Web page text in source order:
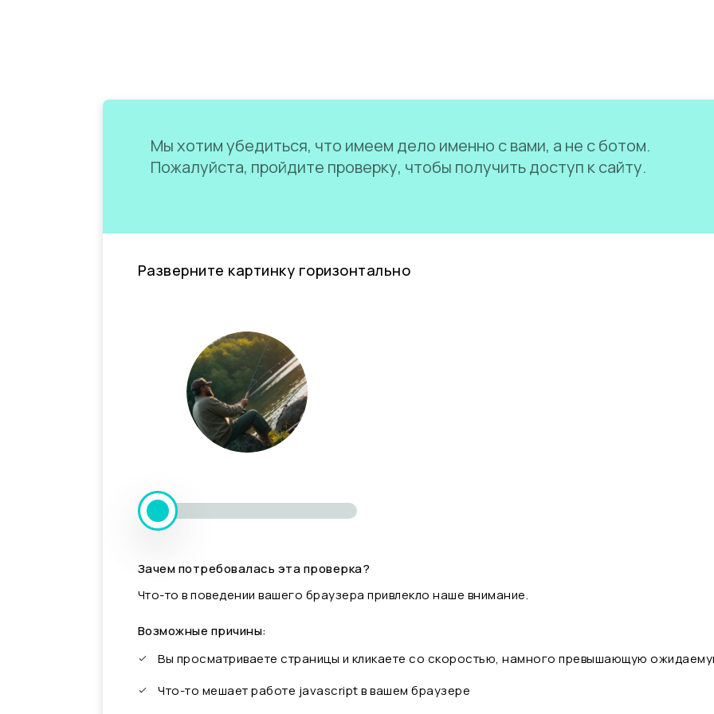
Мы хотим убедиться, что имеем дело именно с вами, а не с ботом.
Пожалуйста, пройдите проверку, чтобы получить доступ к сайту.
Разверните картинку горизонтально
Зачем потребовалась эта проверка?
Что-то в поведении вашего браузера привлекло наше внимание.
Возможные причины:
Вы просматриваете страницы и кликаете со скоростью, намного превышающую
Что-то мешает работе javascript в вашем браузере